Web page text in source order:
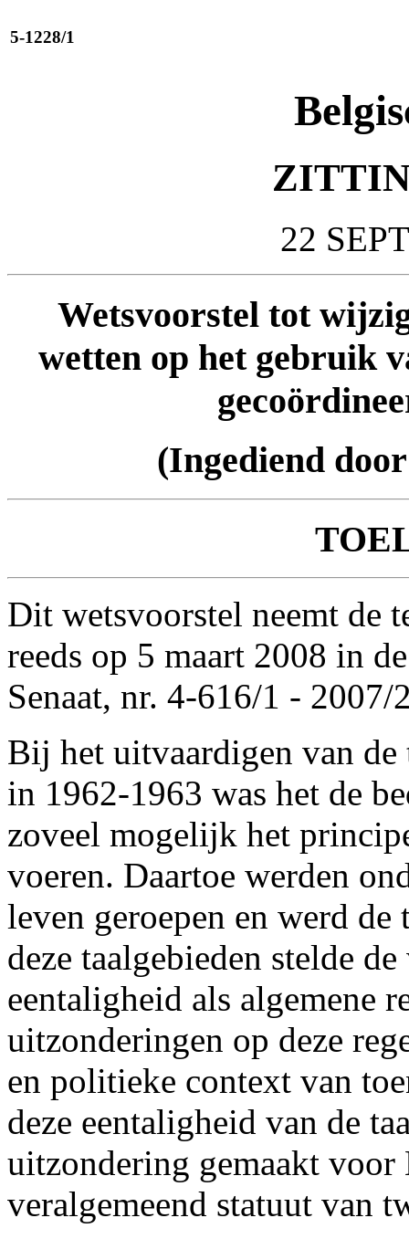
5-1228/1
22
Wetsvoorstel tot
wetten op het gebruik
(Ingediend
Dit wetsvoorstel neemt de
reeds op 5 maart 2008 in
Senaat, nr. 4-616/1 - 2007/
Bij het uitvaardigen van de
in 1962-1963 was het de
zoveel mogelijk het
voeren. Daartoe werden
leven geroepen en werd
deze taalgebieden stelde
eentaligheid als algemene
uitzonderingen op deze
en politieke context van
deze eentaligheid van de
uitzondering gemaakt voor
veralgemeend statuut van